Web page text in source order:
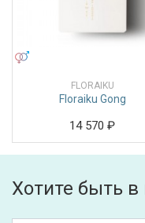
FLORAIKU
Floraiku Gong
14 570 ₽
Хотите быть в